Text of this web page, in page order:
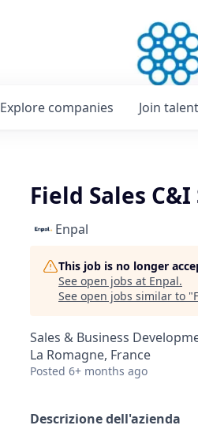
Explore companies Join
Field Sales
Enpal
This job is no longer
See open jobs at Enpal.
See open jobs similar to "
Sales & Business
La Romagne, France
Posted 6+ months ago
Descrizione dell'azienda